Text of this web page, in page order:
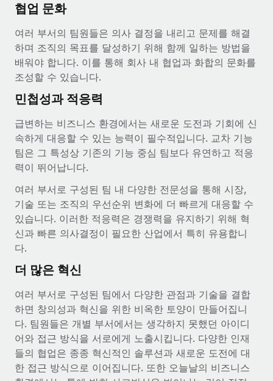
Shootsta가 Remote를 통해 네 개의 시장에서 글로벌
채용을 확장한 방법
비디오 콘텐츠를 활용한 마케팅이 계속해서 인기를 끌면서, 기업들
니다. 그러나 대부분의 회사들은 그렇게 높은 품질의...
자세히 알아보기
협업 문화
여러 부서의 팀원들은 의사 결정을 내리고 문제를 해결
하며 조직의 목표를 달성하기 위해 함께 일하는 방법을
배워야 합니다. 이를 통해 회사 내 협업과 화합의 문화를
조성할 수 있습니다.
민첩성과 적응력
급변하는 비즈니스 환경에서는 새로운 도전과 기회에 신
속하게 대응할 수 있는 능력이 필수적입니다. 교차 기능
팀은 그 특성상 기존의 기능 중심 팀보다 유연하고 적응
력이 뛰어납니다.
여러 부서로 구성된 팀 내 다양한 전문성을 통해 시장,
기술 또는 조직의 우선순위 변화에 더 빠르게 대응할 수
있습니다. 이러한 적응력은 경쟁력을 유지하기 위해 혁
신과 빠른 의사결정이 필요한 산업에서 특히 유용합니
다.
더 많은 혁신
여러 부서로 구성된 팀에서 다양한 관점과 기술을 결합
하면 창의성과 혁신을 위한 비옥한 토양이 만들어집니
다. 팀원들은 개별 부서에서는 생각하지 못했던 아이디
어와 접근 방식을 서로에게 노출시킵니다. 다양한 인재
들의 협업은 종종 혁신적인 솔루션과 새로운 도전에 대
한 접근 방식으로 이어집니다. 또한 오늘날의 비즈니스